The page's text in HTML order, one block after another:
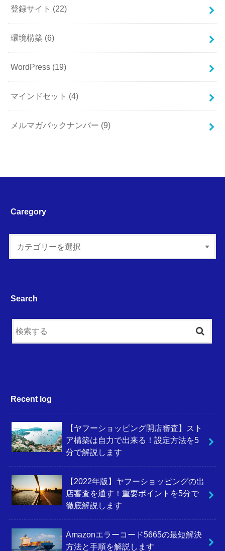
登録サイト (22)
環境構築 (6)
WordPress (19)
マインドセット (4)
メルマガバックナンバー (9)
Caregory
Search
Recent log
【ヤフーショッピング開店審査】スト
ア構築は自力で出来る！設定方法を5
分で解説します
【2022年版】ヤフーショッピングの出
店審査を通す！重要ポイントを5分で
徹底解説します
Amazonエラーコード5665の最短解決
方法と手順を解説します